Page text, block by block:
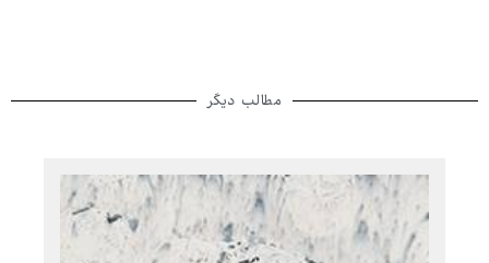
مطالب دیگر